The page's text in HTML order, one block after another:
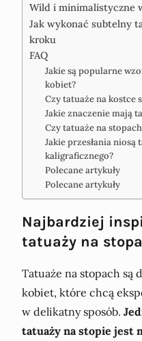
Wild i minimalistyczne
Jak wykonać subtelny
kroku
FAQ
Jakie są popularne
kobiet?
Czy tatuaże na kostce
Jakie znaczenie mają
Czy tatuaże na
Jakie przesłania niosą
kaligraficznego?
Polecane artykuły
Polecane artykuły
Najbardziej
tatuaży na
Tatuaże na stopach są
kobiet, które chcą
w delikatny sposób.
tatuaży na stopie jest